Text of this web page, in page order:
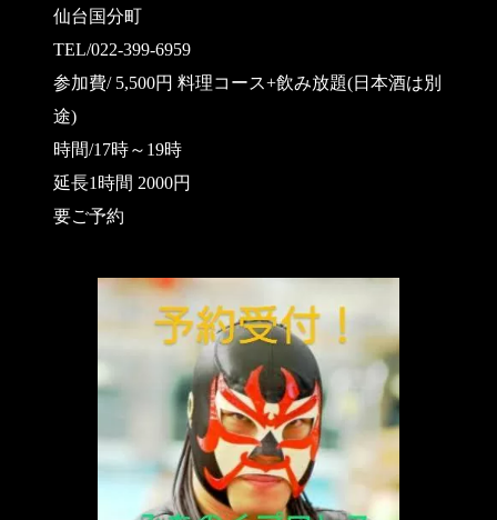
仙台国分町
TEL/022-399-6959
参加費/ 5,500円 料理コース+飲み放題(日本酒は別
途)
時間/17時～19時
延長1時間 2000円
要ご予約